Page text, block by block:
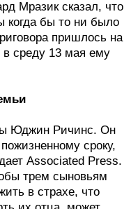
Мразик сказал, что
когда бы то ни было
пришлось на
среду 13 мая ему
Юджин Ричинс. Он
сроку,
Associated Press.
трем сыновьям
в страхе, что